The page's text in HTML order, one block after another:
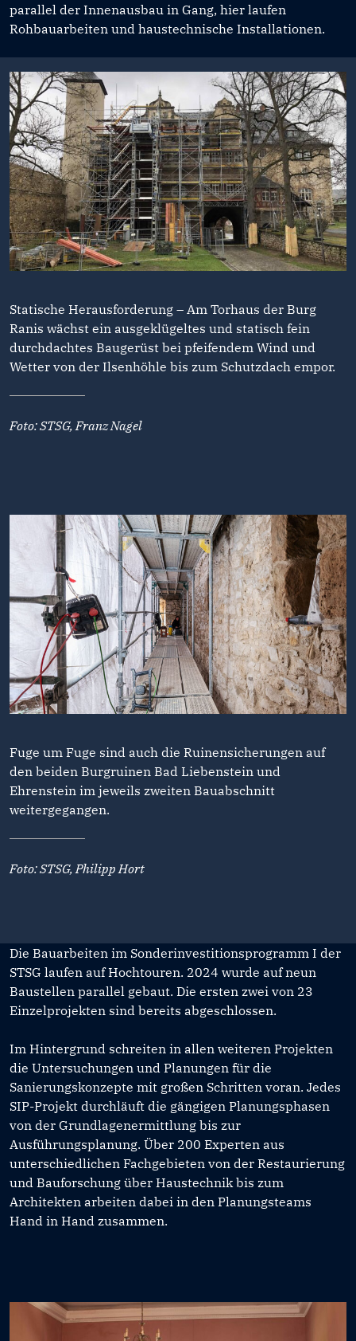
parallel der Innenausbau in Gang, hier laufen
Rohbauarbeiten und haustechnische Installationen.
Statische Herausforderung – Am Torhaus der Burg
Ranis wächst ein ausgeklügeltes und statisch fein
durchdachtes Baugerüst bei pfeifendem Wind und
Wetter von der Ilsenhöhle bis zum Schutzdach empor.
Foto: STSG, Franz Nagel
Fuge um Fuge sind auch die Ruinensicherungen auf
den beiden Burgruinen Bad Liebenstein und
Ehrenstein im jeweils zweiten Bauabschnitt
weitergegangen.
Foto: STSG, Philipp Hort
Die Bauarbeiten im Sonderinvestitionsprogramm I der
STSG laufen auf Hochtouren. 2024 wurde auf neun
Baustellen parallel gebaut. Die ersten zwei von 23
Einzelprojekten sind bereits abgeschlossen.
Im Hintergrund schreiten in allen weiteren Projekten
die Untersuchungen und Planungen für die
Sanierungskonzepte mit großen Schritten voran. Jedes
SIP-Projekt durchläuft die gängigen Planungsphasen
von der Grundlagenermittlung bis zur
Ausführungsplanung. Über 200 Experten aus
unterschiedlichen Fachgebieten von der Restaurierung
und Bauforschung über Haustechnik bis zum
Architekten arbeiten dabei in den Planungsteams
Hand in Hand zusammen.